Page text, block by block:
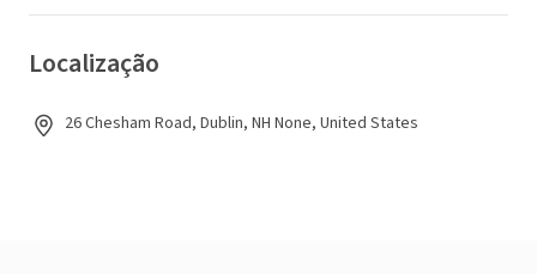
Localização
26 Chesham Road, Dublin, NH None, United States